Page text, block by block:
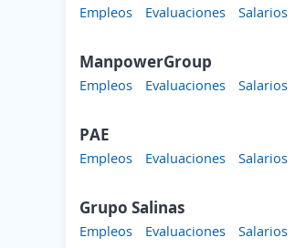
Empleos Evaluaciones Salarios
ManpowerGroup
Empleos Evaluaciones Salarios
PAE
Empleos Evaluaciones Salarios
Grupo Salinas
Empleos Evaluaciones Salarios